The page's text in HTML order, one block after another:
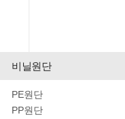
비닐원단
PE원단
PP원단